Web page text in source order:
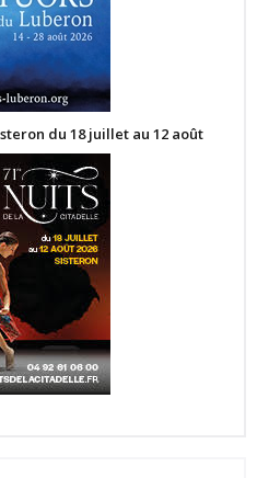
du 18 juillet au 12 août